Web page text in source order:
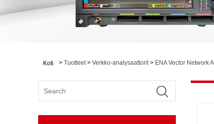
Koti > Tuotteet> Verkko-analysaattorit> ENA Vector Network